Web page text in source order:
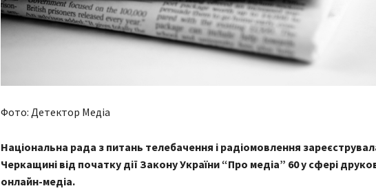
Фото: Детектор Медіа
Національна рада з питань телебачення і радіомовлення
Черкащині від початку дії Закону України “Про медіа” 60 у сфері
онлайн-медіа.